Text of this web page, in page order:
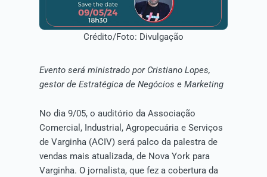
Crédito/Foto: Divulgação
Evento será ministrado por Cristiano Lopes,
gestor de Estratégica de Negócios e Marketing
No dia 9/05, o auditório da Associação
Comercial, Industrial, Agropecuária e Serviços
de Varginha (ACIV) será palco da palestra de
vendas mais atualizada, de Nova York para
Varginha. O jornalista, que fez a cobertura da